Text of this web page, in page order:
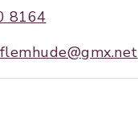
8164